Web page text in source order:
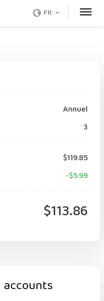
FR
Annuel
3
$119.85
-$5.99
$113.86